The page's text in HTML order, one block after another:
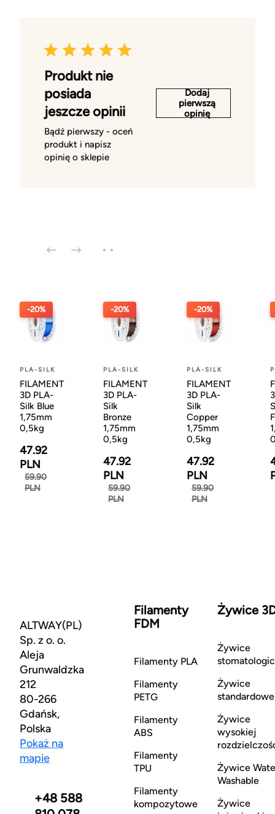
Produkt nie
posiada
jeszcze opinii
Bądź pierwszy - oceń
produkt i napisz
opinię o sklepie
Dodaj
pierwszą
opinię
-20%
PLA-SILK
FILAMENT
3D PLA-
Silk Blue
1,75mm
0,5kg
47.92
PLN
59.90
PLN
-20%
PLA-SILK
FILAMENT
3D PLA-
Silk
Bronze
1,75mm
0,5kg
47.92
PLN
59.90
PLN
-20%
PLA-SILK
FILAMENT
3D PLA-
Silk
Copper
1,75mm
0,5kg
47.92
PLN
59.90
PLN
ALTWAY(PL)
Sp. z o. o.
Aleja
Grunwaldzka
212
80-266
Gdańsk,
Polska
Pokaż na
mapie
+48 588
Filamenty
FDM
Filamenty PLA
Filamenty
PETG
Filamenty
ABS
Filamenty
TPU
Filamenty
kompozytowe
Żywice
Żywice
Żywice
standardowe
Żywice
wysokiej
Żywice
Washable
Żywice